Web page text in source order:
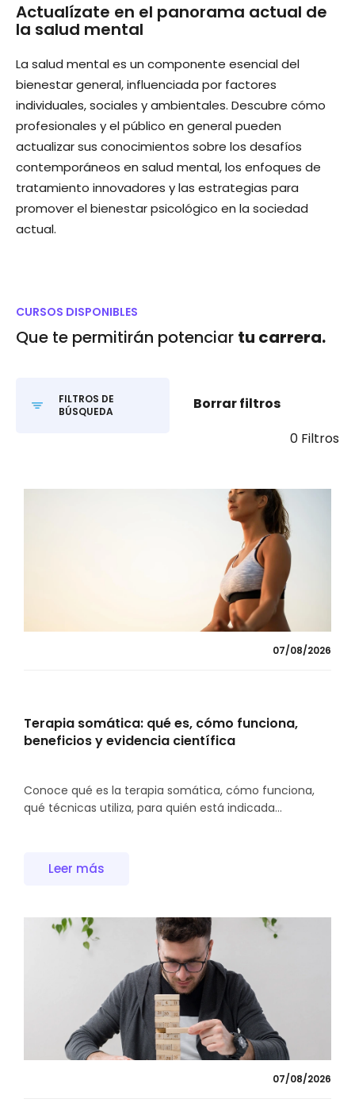
Actualízate en el panorama actual de
la salud mental
La salud mental es un componente esencial del
bienestar general, influenciada por factores
individuales, sociales y ambientales. Descubre cómo
profesionales y el público en general pueden
actualizar sus conocimientos sobre los desafíos
contemporáneos en salud mental, los enfoques de
tratamiento innovadores y las estrategias para
promover el bienestar psicológico en la sociedad
actual.
CURSOS DISPONIBLES
Que te permitirán potenciar tu carrera.
FILTROS DE
BÚSQUEDA
Borrar filtros
0 Filtros
07/08/2026
Terapia somática: qué es, cómo funciona,
beneficios y evidencia científica
Conoce qué es la terapia somática, cómo funciona,
qué técnicas utiliza, para quién está indicada...
Leer más
07/08/2026